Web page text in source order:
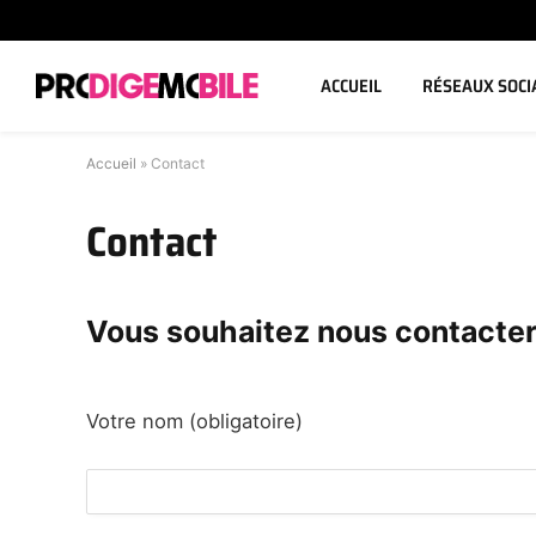
ACCUEIL RÉSEAUX
Accueil » Contact
Contact
Vous souhaitez nous contacter
Votre nom (obligatoire)